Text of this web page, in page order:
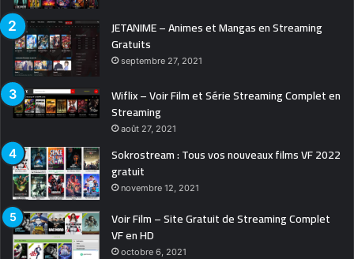
JETANIME – Animes et Mangas en Streaming
Gratuits
septembre 27, 2021
Wiflix – Voir Film et Série Streaming Complet en
Streaming
août 27, 2021
Sokrostream : Tous vos nouveaux films VF 2022
gratuit
novembre 12, 2021
Voir Film – Site Gratuit de Streaming Complet
VF en HD
octobre 6, 2021